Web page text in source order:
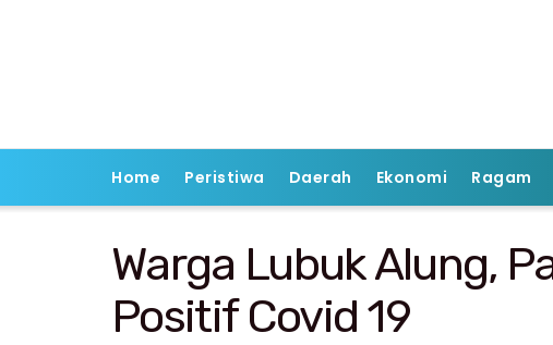
Home Peristiwa Daerah Ekonomi Ragam
Warga Lubuk Alung,
Positif Covid 19